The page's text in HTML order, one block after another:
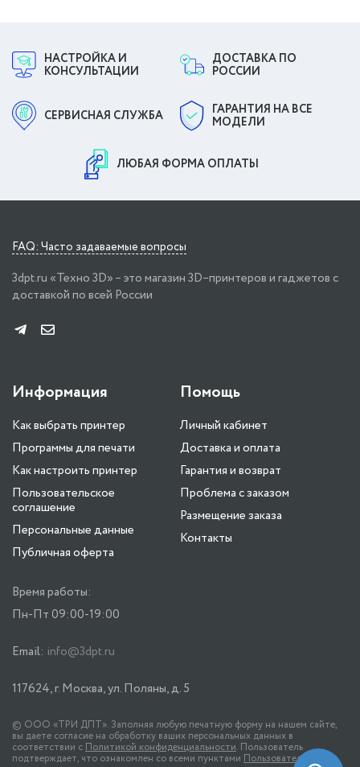
НАСТРОЙКА И
КОНСУЛЬТАЦИИ
ДОСТАВКА ПО
РОССИИ
СЕРВИСНАЯ СЛУЖБА
ГАРАНТИЯ НА ВСЕ
МОДЕЛИ
ЛЮБАЯ ФОРМА ОПЛАТЫ
FAQ: Часто задаваемые вопросы
3dpt.ru «Техно 3D» – это магазин 3D–принтеров и гаджетов с
доставкой по всей России
Информация
Как выбрать принтер
Программы для печати
Как настроить принтер
Пользовательское
соглашение
Персональные данные
Публичная оферта
Помощь
Личный кабинет
Доставка и оплата
Гарантия и возврат
Проблема с заказом
Размещение заказа
Контакты
Время работы:
Пн-Пт 09:00-19:00
Email: info@3dpt.ru
117624, г. Москва, ул. Поляны, д. 5
© ООО «ТРИ ДПТ». Заполняя любую печатную форму на нашем сайте,
вы даете согласие на обработку ваших персональных данных в
соответствии с Политикой конфиденциальности. Пользователь
подтверждает, что ознакомлен со всеми пунктами Пользовательского